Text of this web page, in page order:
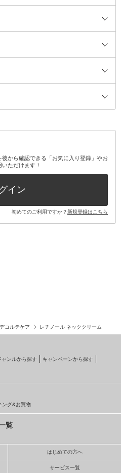
から確認できる「お気に入り登録」やお
ただけます！
イン
初めてのご利用ですか？新規登録はこちら
コルテケア レチノール ネッククリーム
ャンルから探す キャンペーンから探す
ング&お買物
覧
はじめての方へ
サービス一覧